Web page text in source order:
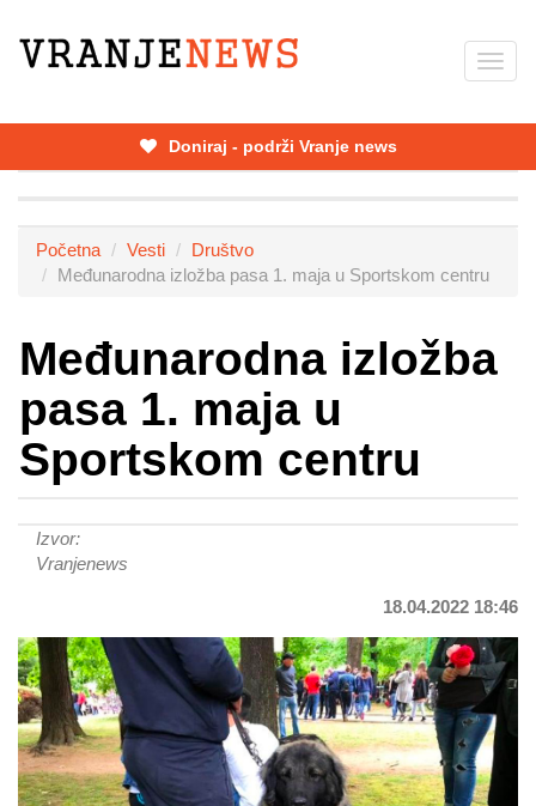
Skip
Doniraj - podrži Vranje news
Početna Vesti
Društvo
Međunarodna izložba pasa 1. maja u Sportskom centru
Međunarodna izložba
pasa 1. maja u
Sportskom centru
Izvor:
Vranjenews
18.04.2022 18:46